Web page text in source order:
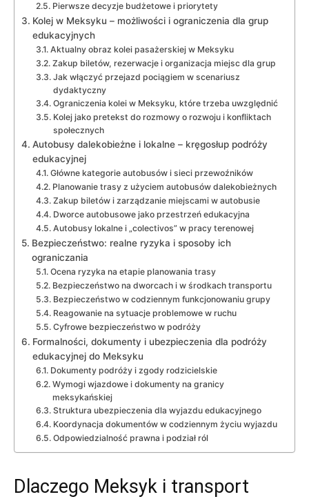
Pierwsze decyzje budżetowe i priorytety
Kolej w Meksyku – możliwości i ograniczenia dla grup
edukacyjnych
Aktualny obraz kolei pasażerskiej w Meksyku
Zakup biletów, rezerwacje i organizacja miejsc dla grup
Jak włączyć przejazd pociągiem w scenariusz
dydaktyczny
Ograniczenia kolei w Meksyku, które trzeba uwzględnić
Kolej jako pretekst do rozmowy o rozwoju i konfliktach
społecznych
Autobusy dalekobieżne i lokalne – kręgosłup podróży
edukacyjnej
Główne kategorie autobusów i sieci przewoźników
Planowanie trasy z użyciem autobusów dalekobieżnych
Zakup biletów i zarządzanie miejscami w autobusie
Dworce autobusowe jako przestrzeń edukacyjna
Autobusy lokalne i „colectivos” w pracy terenowej
Bezpieczeństwo: realne ryzyka i sposoby ich
ograniczania
Ocena ryzyka na etapie planowania trasy
Bezpieczeństwo na dworcach i w środkach transportu
Bezpieczeństwo w codziennym funkcjonowaniu grupy
Reagowanie na sytuacje problemowe w ruchu
Cyfrowe bezpieczeństwo w podróży
Formalności, dokumenty i ubezpieczenia dla podróży
edukacyjnej do Meksyku
Dokumenty podróży i zgody rodzicielskie
Wymogi wjazdowe i dokumenty na granicy
meksykańskiej
Struktura ubezpieczenia dla wyjazdu edukacyjnego
Koordynacja dokumentów w codziennym życiu wyjazdu
Odpowiedzialność prawna i podział ról
Dlaczego Meksyk i transport